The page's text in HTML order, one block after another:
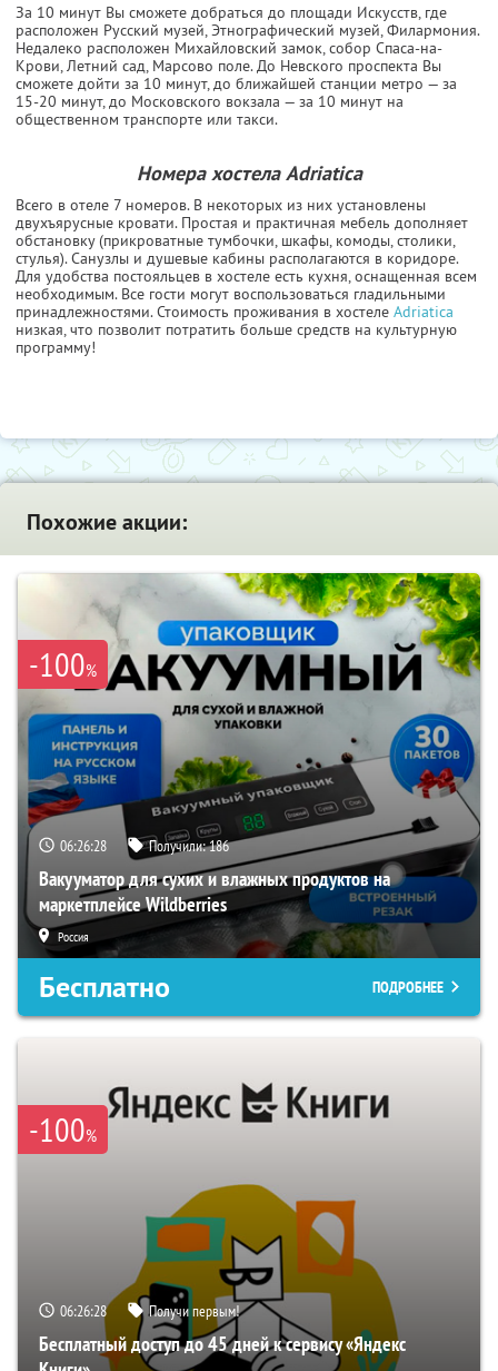
За 10 минут Вы сможете добраться до площади Искусств, где
расположен Русский музей, Этнографический музей, Филармония.
Недалеко расположен Михайловский замок, собор Спаса-на-
Крови, Летний сад, Марсово поле. До Невского проспекта Вы
сможете дойти за 10 минут, до ближайшей станции метро — за
15-20 минут, до Московского вокзала — за 10 минут на
общественном транспорте или такси.
Номера хостела Adriatica
Всего в отеле 7 номеров. В некоторых из них установлены
двухъярусные кровати. Простая и практичная мебель дополняет
обстановку (прикроватные тумбочки, шкафы, комоды, столики,
стулья). Санузлы и душевые кабины располагаются в коридоре.
Для удобства постояльцев в хостеле есть кухня, оснащенная всем
необходимым. Все гости могут воспользоваться гладильными
принадлежностями. Стоимость проживания в хостеле Adriatica
низкая, что позволит потратить больше средств на культурную
программу!
Похожие акции:
-100%
06:26:27 Получили:186
Вакууматор для сухих и влажных продуктов на
маркетплейсе Wildberries
Россия
Бесплатно ПОДРОБНЕЕ
-100%
06:26:27 Получи первым!
Бесплатный доступ до 45 дней к сервису «Яндекс